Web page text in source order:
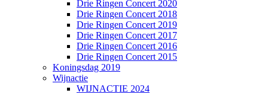
Drie Ringen Concert 2020
Drie Ringen Concert 2018
Drie Ringen Concert 2019
Drie Ringen Concert 2017
Drie Ringen Concert 2016
Drie Ringen Concert 2015
Koningsdag 2019
Wijnactie
WIJNACTIE 2024